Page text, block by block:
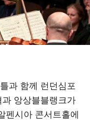
과 함께 런던심포
앙상블블랭크가
펜시아 콘서트홀에